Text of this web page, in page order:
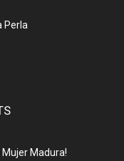
Perla
Madura!